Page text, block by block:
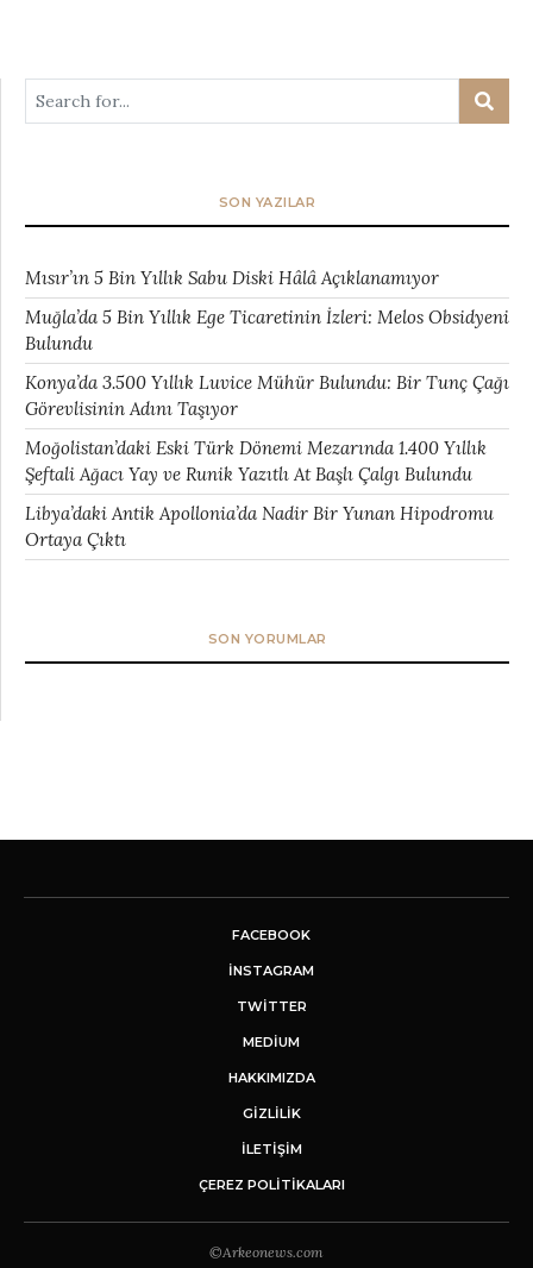
SON YAZILAR
Mısır’ın 5 Bin Yıllık Sabu Diski Hâlâ Açıklanamıyor
Muğla’da 5 Bin Yıllık Ege Ticaretinin İzleri: Melos Obsidyeni
Bulundu
Konya’da 3.500 Yıllık Luvice Mühür Bulundu: Bir Tunç Çağı
Görevlisinin Adını Taşıyor
Moğolistan’daki Eski Türk Dönemi Mezarında 1.400 Yıllık
Şeftali Ağacı Yay ve Runik Yazıtlı At Başlı Çalgı Bulundu
Libya’daki Antik Apollonia’da Nadir Bir Yunan Hipodromu
Ortaya Çıktı
SON YORUMLAR
FACEBOOK
INSTAGRAM
TWITTER
MEDIUM
HAKKIMIZDA
GİZLİLİK
İLETIŞIM
ÇEREZ POLITIKALARI
©Arkeonews.com